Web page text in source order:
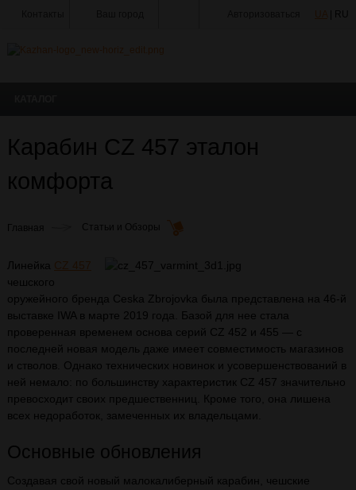
| RU
Акции
Статьи
О
Компании
Галерея
Карабин CZ 457 эталон
комфорта
Главная Статьи и Обзоры
Линейка CZ 457
чешского
оружейного бренда Ceska Zbrojovka была представлена на 46-й
выставке IWA в марте 2019 года. Базой для нее стала
проверенная временем основа серий CZ 452 и 455 — с
последней новая модель даже имеет совместимость магазинов
и стволов. Однако технических новинок и усовершенствований в
ней немало: по большинству характеристик CZ 457 значительно
превосходит своих предшественниц. Кроме того, она лишена
всех недоработок, замеченных их владельцами.
Основные обновления
Создавая свой новый малокалиберный карабин, чешские